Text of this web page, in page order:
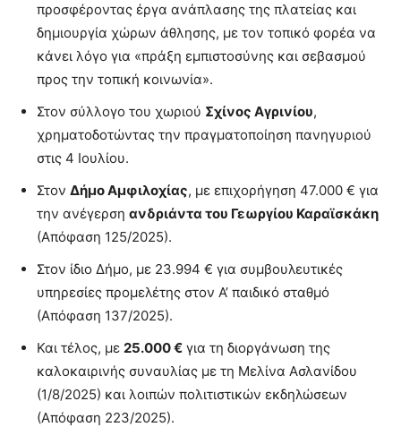
προσφέροντας έργα ανάπλασης της πλατείας και
δημιουργία χώρων άθλησης, με τον τοπικό φορέα να
κάνει λόγο για «πράξη εμπιστοσύνης και σεβασμού
προς την τοπική κοινωνία».
Στον σύλλογο του χωριού Σχίνος Αγρινίου,
χρηματοδοτώντας την πραγματοποίηση πανηγυριού
στις 4 Ιουλίου.
Στον Δήμο Αμφιλοχίας, με επιχορήγηση 47.000 € για
την ανέγερση ανδριάντα του Γεωργίου Καραϊσκάκη
(Απόφαση 125/2025).
Στον ίδιο Δήμο, με 23.994 € για συμβουλευτικές
υπηρεσίες προμελέτης στον Α’ παιδικό σταθμό
(Απόφαση 137/2025).
Και τέλος, με 25.000 € για τη διοργάνωση της
καλοκαιρινής συναυλίας με τη Μελίνα Ασλανίδου
(1/8/2025) και λοιπών πολιτιστικών εκδηλώσεων
(Απόφαση 223/2025).